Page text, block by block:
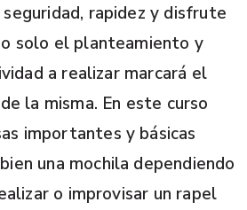
rapidez y disfrute
solo el planteamiento y
a realizar marcará el
la misma. En este curso
importantes y básicas
una mochila dependiendo
o improvisar un rapel